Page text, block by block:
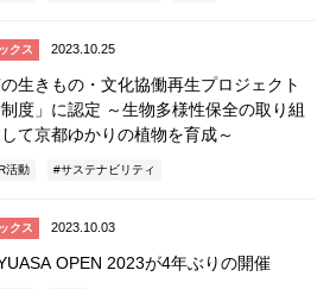
クス 2023.10.25
の生きもの・文化協働再生プロジェクト
度」に認定 ～生物多様性保全の取り組
て京都ゆかりの植物を育成～
活動 サステナビリティ
クス 2023.10.03
OPEN 2023が4年ぶりの開催